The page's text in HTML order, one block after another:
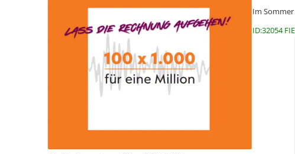
Im
ID:32054